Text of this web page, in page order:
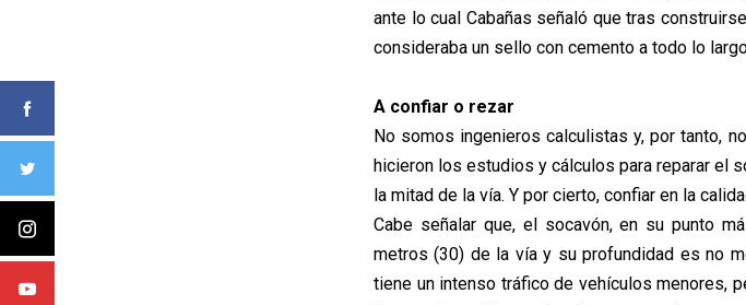
ante lo cual Cabañas señaló que tras
consideraba un sello con cemento a todo lo
A confiar o rezar
No somos ingenieros calculistas y, por tanto,
hicieron los estudios y cálculos para reparar el
la mitad de la vía. Y por cierto, confiar en la
Cabe señalar que, el socavón, en su punto
metros (30) de la vía y su profundidad es no
tiene un intenso tráfico de vehículos menores,